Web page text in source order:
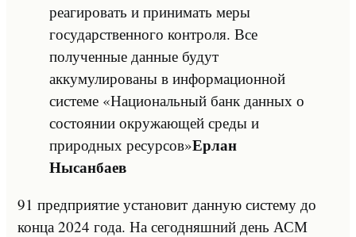
реагировать и принимать меры
государственного контроля. Все
полученные данные будут
аккумулированы в информационной
системе «Национальный банк данных о
состоянии окружающей среды и
природных ресурсов»Ерлан
Нысанбаев
91 предприятие установит данную систему до
конца 2024 года. На сегодняшний день АСМ